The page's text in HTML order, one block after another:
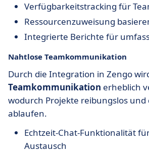
Verfügbarkeitstracking für
Ressourcenzuweisung
Integrierte Berichte für
Nahtlose Teamkommunikation
Durch die Integration in Zengo
Teamkommunikation erheblich
wodurch Projekte reibungslos
ablaufen.
Echtzeit-Chat-Funktionalität
Austausch